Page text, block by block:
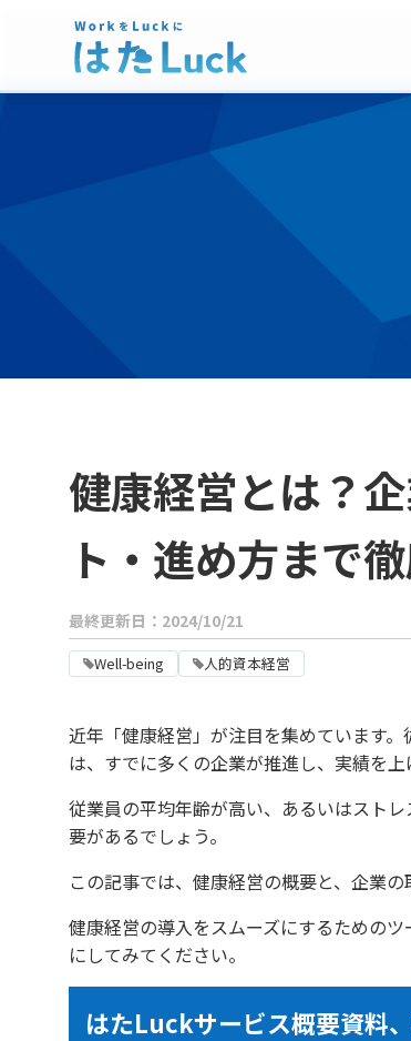
健康経営とは？
ト・進め方まで
最終更新日：2024/10/21
Well-being 人的資本経営
近年「健康経営」が注目を集めています
は、すでに多くの企業が推進し、実績を上
従業員の平均年齢が高い、あるいはスト
要があるでしょう。
この記事では、健康経営の概要と、企業
健康経営の導入をスムーズにするための
にしてみてください。
はたLuckサービス概要資料